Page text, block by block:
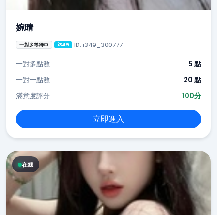
婉晴
一對多等待中 i349 ID: i349_300777
一對多點數
5 點
一對一點數
20 點
滿意度評分
100分
立即進入
在線